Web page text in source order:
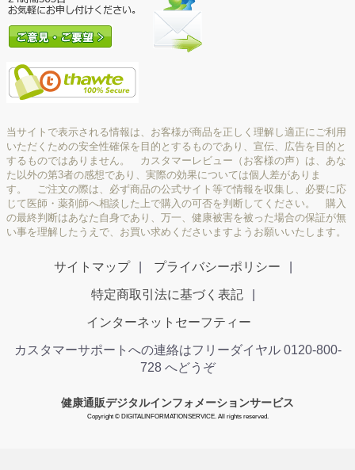
当サイトで表示される情報は、お客様が商品を正しく理解し適正にご利用
いただくための安全性確保を目的とするものであり、宣伝、広告を目的と
するものではありません。 カスタマーレビュー（お客様の声）は、あな
た以外の第3者の感想であり、実際の効果については個人差がありま
す。 ご注文の際は、必ず商品の公式サイト等で情報を収集し、必要に応
じて医師・薬剤師へ相談した上で購入の可否を判断してください。 購入
の最終判断はあなた自身であり、万一、健康被害を被った場合の保証が無
い事を理解したうえで、お買い求めくださいますようお願いいたします。
サイトマップ プライバシーポリシー
特定商取引法に基づく表記
インターネットセーフティー
カスタマーサポートへの連絡はフリーダイヤル 0120-800-
728 へどうぞ
健康通販デジタルインフォメーションサービス
Copyright © DIGITALINFORMATIONSERVICE. All rights reserved.